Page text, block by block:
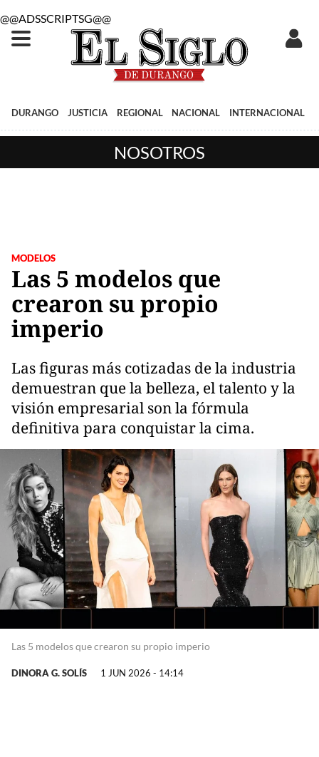
@@ADSSCRIPTSG@@
DURANGO JUSTICIA REGIONAL NACIONAL INTERNACIONAL
NOSOTROS
MODELOS
Las 5 modelos que
crearon su propio
imperio
Las figuras más cotizadas de la industria
demuestran que la belleza, el talento y la
visión empresarial son la fórmula
definitiva para conquistar la cima.
Las 5 modelos que crearon su propio imperio
DINORA G. SOLÍS 1 JUN 2026 - 14:14